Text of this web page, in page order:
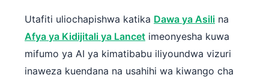
Utafiti uliochapishwa katika Dawa ya Asili na
Afya ya Kidijitali ya Lancet imeonyesha kuwa
mifumo ya AI ya kimatibabu iliyoundwa vizuri
inaweza kuendana na usahihi wa kiwango cha